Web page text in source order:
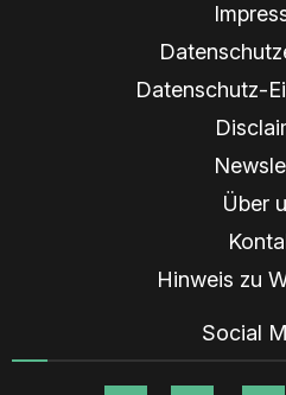
Datenschutz-
Über
Hinweis zu
Social